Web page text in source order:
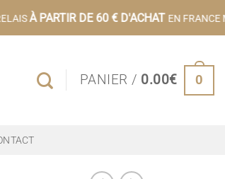
À PARTIR DE 60 € D'ACHATEN FRANCE
PANIER / 0.00€ 0